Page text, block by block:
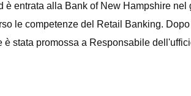
entrata alla Bank of New Hampshire
le competenze del Retail Banking.
stata promossa a Responsabile